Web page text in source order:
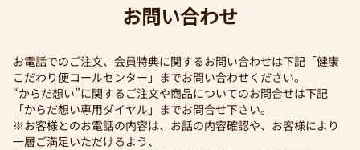
お問い合わせ
お電話でのご注文、会員特典に関するお問い合わせは下記「健康
こだわり便コールセンター」までお問い合わせください。
“からだ想い”に関するご注文や商品についてのお問合せは下記
「からだ想い専用ダイヤル」までお問合せ下さい。
※お客様とのお電話の内容は、お話の内容確認や、お客様により
一層ご満足いただけるよう、